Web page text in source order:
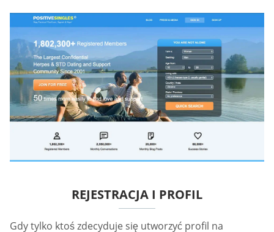
REJESTRACJA I PROFIL
Gdy tylko ktoś zdecyduje się utworzyć profil na